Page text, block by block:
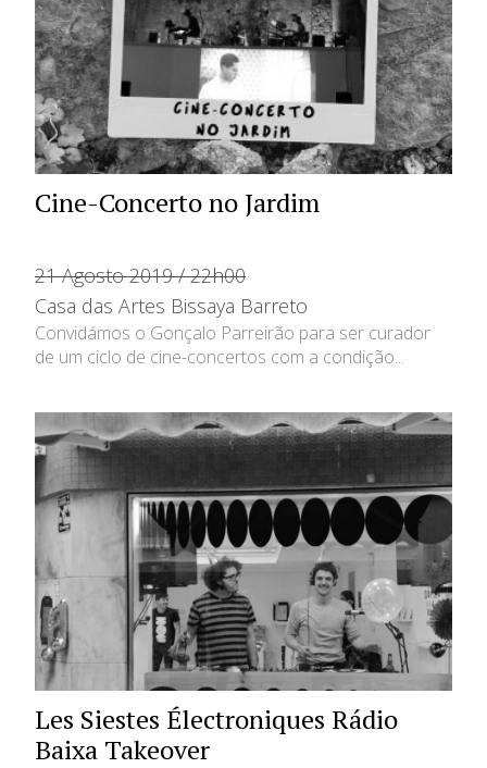
Cine-Concerto no Jardim
21 Agosto 2019 / 22h00
Casa das Artes Bissaya Barreto
Convidámos o Gonçalo Parreirão para ser curador
de um ciclo de cine-concertos com a condição...
Les Siestes Électroniques Rádio
Baixa Takeover